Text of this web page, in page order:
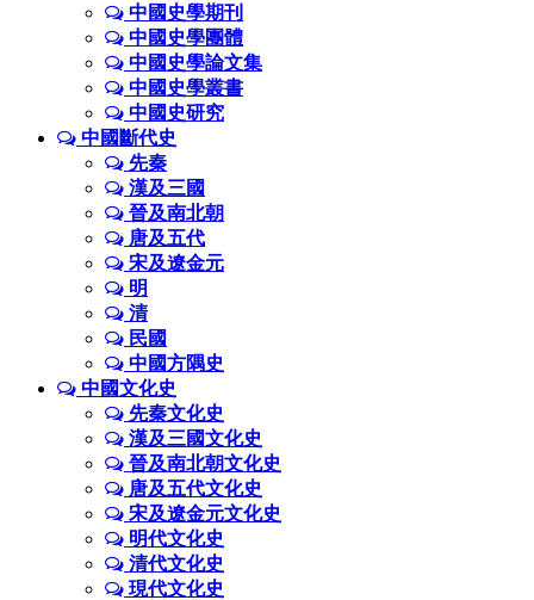
中國史學期刊
中國史學團體
中國史學論文集
中國史學叢書
中國史研究
中國斷代史
先秦
漢及三國
晉及南北朝
唐及五代
宋及遼金元
明
清
民國
中國方隅史
中國文化史
先秦文化史
漢及三國文化史
晉及南北朝文化史
唐及五代文化史
宋及遼金元文化史
明代文化史
清代文化史
現代文化史